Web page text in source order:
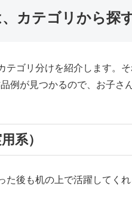
れは？あれは？と提案して
て、こっちが焦ってくる。
た。
のは「先に大きなカテゴリ
、「実用系がいい？ それ
りやすいんです。